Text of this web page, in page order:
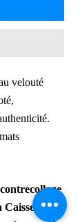
velouté
Caisse